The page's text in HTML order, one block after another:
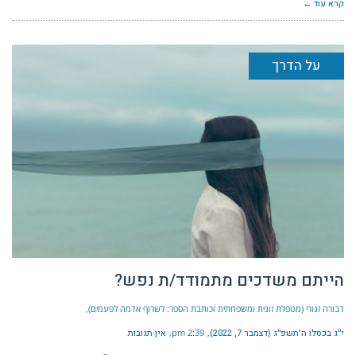
קרא עוד ←
על הדרך
הייתם משדכים מתמודד/ת נפש?
דבורה זגורי (מטפלת זוגית ומשפחתית וכותבת הספר: לשרוף אדמה לפעמים)
י״ג בכסלו ה׳תשפ״ג (דצמבר 7, 2022) 2:39 pm אין תגובות